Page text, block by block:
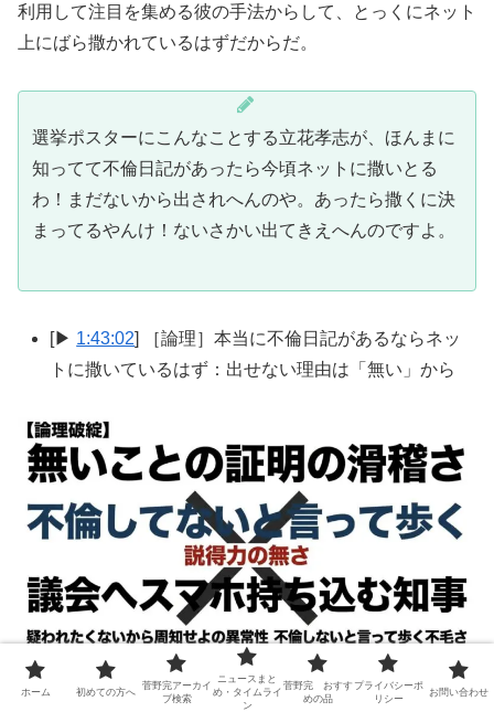
利用して注目を集める彼の手法からして、とっくにネット
上にばら撒かれているはずだからだ。
選挙ポスターにこんなことする立花孝志が、ほんまに
知ってて不倫日記があったら今頃ネットに撒いとる
わ！まだないから出されへんのや。あったら撒くに決
まってるやんけ！ないさかい出てきえへんのですよ。
[▶ 1:43:02] ［論理］本当に不倫日記があるならネッ
トに撒いているはず：出せない理由は「無い」から
ホーム 初めての方へ
菅野完アーカイ
ブ検索
ニュースまと
め・タイムライ
ン
菅野完 おすす
めの品
プライバシーポ
リシー
お問い合わせ